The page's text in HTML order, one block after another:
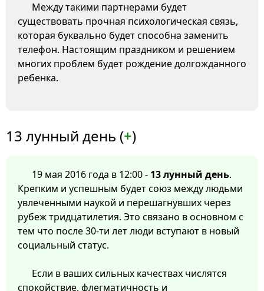
Между такими партнерами будет
существовать прочная психологическая связь,
которая буквально будет способна заменить
телефон. Настоящим праздником и решением
многих проблем будет рождение долгожданного
ребенка.
13 лунный день (+)
19 мая 2016 года в 12:00 - 13 лунный день.
Крепким и успешным будет союз между людьми
увлеченными наукой и перешагнувших через
рубеж тридцатилетия. Это связано в основном с
тем что после 30-ти лет люди вступают в новый
социальный статус.
Если в ваших сильных качествах числятся
спокойствие, флегматичность и